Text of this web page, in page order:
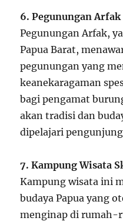
6. Pegunungan Arfak
Pegunungan Arfak,
Papua Barat,
pegunungan yang
keanekaragaman
bagi pengamat
akan tradisi dan
dipelajari
7. Kampung Wisata
Kampung wisata ini
budaya Papua yang
menginap di rumah-